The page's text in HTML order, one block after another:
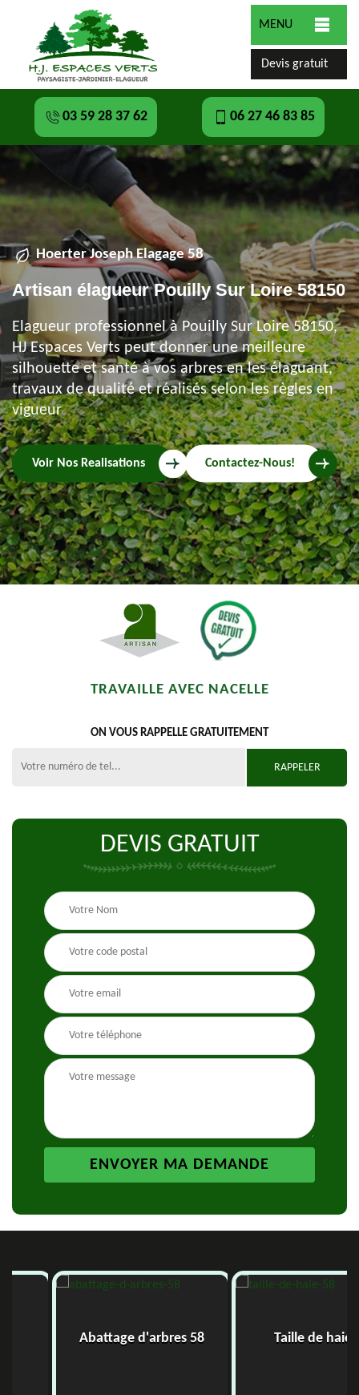
MENU
Devis gratuit
03 59 28 37 62 06 27 46 83 85
Hoerter Joseph Elagage 58
Artisan élagueur Pouilly Sur Loire 58150
Elagueur professionnel à Pouilly Sur Loire 58150,
HJ Espaces Verts peut donner une meilleure
silhouette et santé à vos arbres en les élaguant,
travaux de qualité et réalisés selon les règles en
vigueur
Voir Nos Realisations Contactez-Nous!
TRAVAILLE AVEC NACELLE
ON VOUS RAPPELLE GRATUITEMENT
DEVIS GRATUIT
Abattage d'arbres 58 Taille de haie